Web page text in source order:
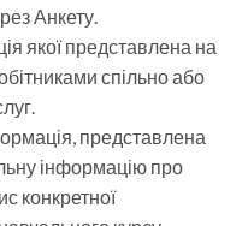
Анкету.
якої представлена ​​на
спільно або
представлена
інформацію про
конкретної